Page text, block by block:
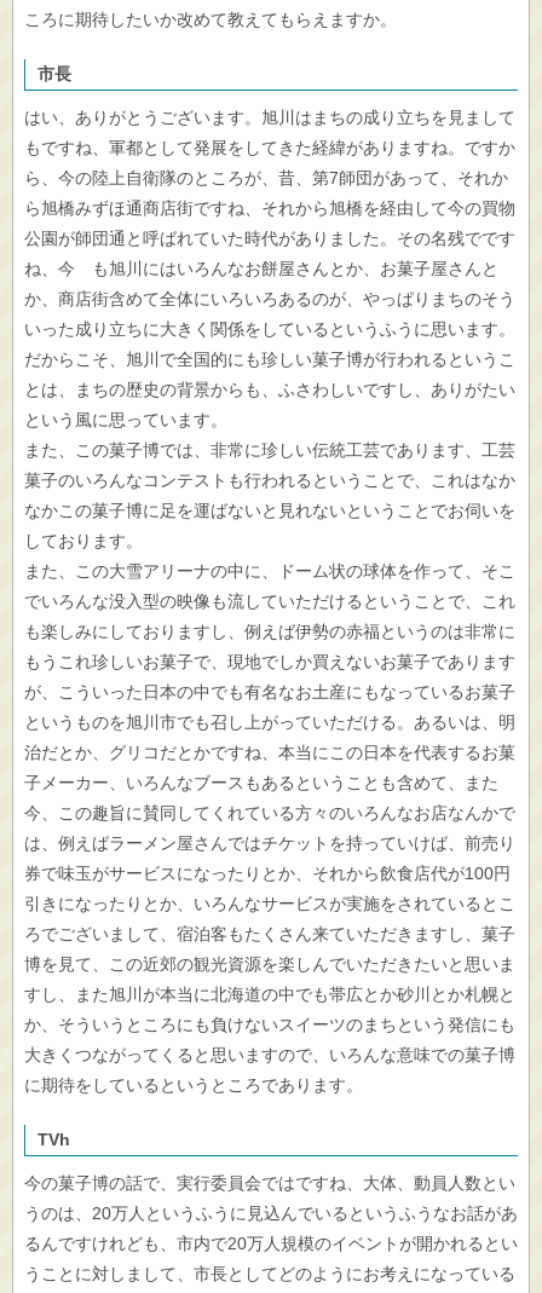
ころに期待したいか改めて教えてもらえますか。
市長
はい、ありがとうございます。旭川はまちの成り立ちを見まして
もですね、軍都として発展をしてきた経緯がありますね。ですか
ら、今の陸上自衛隊のところが、昔、第7師団があって、それか
ら旭橋みずほ通商店街ですね、それから旭橋を経由して今の買物
公園が師団通と呼ばれていた時代がありました。その名残でです
ね、今 も旭川にはいろんなお餅屋さんとか、お菓子屋さんと
か、商店街含めて全体にいろいろあるのが、やっぱりまちのそう
いった成り立ちに大きく関係をしているというふうに思います。
だからこそ、旭川で全国的にも珍しい菓子博が行われるというこ
とは、まちの歴史の背景からも、ふさわしいですし、ありがたい
という風に思っています。
また、この菓子博では、非常に珍しい伝統工芸であります、工芸
菓子のいろんなコンテストも行われるということで、これはなか
なかこの菓子博に足を運ばないと見れないということでお伺いを
しております。
また、この大雪アリーナの中に、ドーム状の球体を作って、そこ
でいろんな没入型の映像も流していただけるということで、これ
も楽しみにしておりますし、例えば伊勢の赤福というのは非常に
もうこれ珍しいお菓子で、現地でしか買えないお菓子であります
が、こういった日本の中でも有名なお土産にもなっているお菓子
というものを旭川市でも召し上がっていただける。あるいは、明
治だとか、グリコだとかですね、本当にこの日本を代表するお菓
子メーカー、いろんなブースもあるということも含めて、また
今、この趣旨に賛同してくれている方々のいろんなお店なんかで
は、例えばラーメン屋さんではチケットを持っていけば、前売り
券で味玉がサービスになったりとか、それから飲食店代が100円
引きになったりとか、いろんなサービスが実施をされているとこ
ろでございまして、宿泊客もたくさん来ていただきますし、菓子
博を見て、この近郊の観光資源を楽しんでいただきたいと思いま
すし、また旭川が本当に北海道の中でも帯広とか砂川とか札幌と
か、そういうところにも負けないスイーツのまちという発信にも
大きくつながってくると思いますので、いろんな意味での菓子博
に期待をしているというところであります。
TVh
今の菓子博の話で、実行委員会ではですね、大体、動員人数とい
うのは、20万人というふうに見込んでいるというふうなお話があ
るんですけれども、市内で20万人規模のイベントが開かれるとい
うことに対しまして、市長としてどのようにお考えになっている